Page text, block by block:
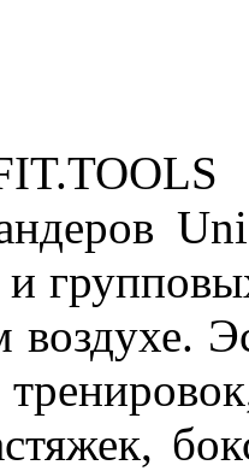
тяжек,